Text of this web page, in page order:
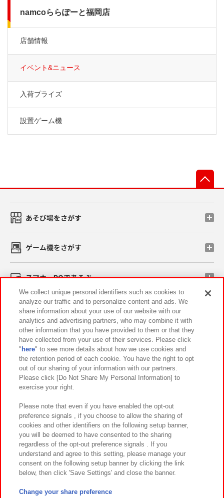
namcoららぽーと福岡店
店舗情報
イベント&ニュース
入荷プライズ
設置ゲーム機
あそび場をさがす
ゲーム機をさがす
スマホ・PCであそぶ
イベント・キャンペーン
関連会社 サステナビリティ サイトポリシー
プライバシーポリシー ウェブアクセシビリティ方針と検証結果
お取引先さまとともに
カスタマーハラスメント対応方針 よくあるご質問・お問い合わせ
©Bandai Namco Amusement Inc.
©Bandai Namco Amusement Lab Inc.
We collect unique personal identifiers such as cookies to
analyze our traffic and to personalize content and ads. We
share information about your use of our website with our
analytics and advertising partners, who may combine it with
other information that you have provided to them or that they
have collected from your use of their services. Please click
" here" to see more details about how we use cookies and
the retention period of each cookie. You have the right to opt
out of our sharing of your information with our partners.
Please click [Do Not Share My Personal Information] to
exercise your right.
Please note that even if you have enabled the opt-out
preference signals , if you choose to allow the sharing of
cookies and other identifiers on the following setup banner,
you will be deemed to have consented to the sharing
regardless of the opt-out preference signals . If you
understand and agree to this setting, please manage your
consent on the following setup banner by clicking the link
below, then click 'Save Settings' and close the banner.
Change your share preference